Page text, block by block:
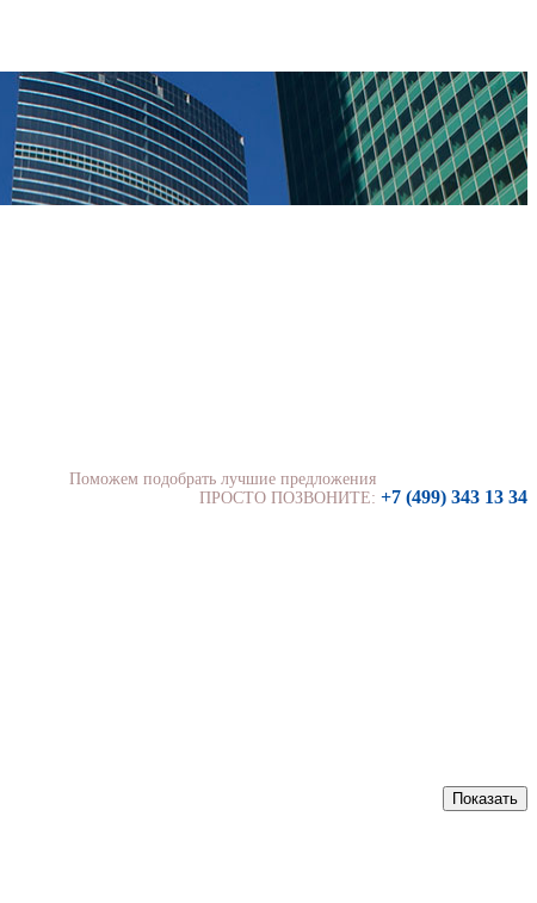
Поможем подобрать лучшие предложения
ПРОСТО ПОЗВОНИТЕ: +7 (499) 343 13 34
Показать